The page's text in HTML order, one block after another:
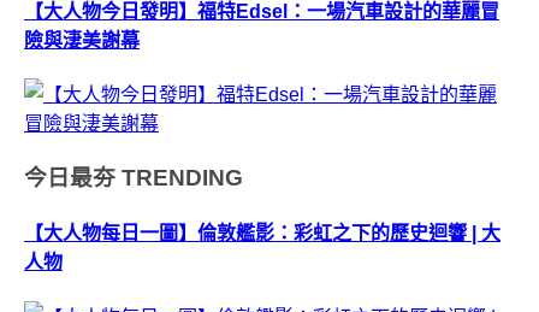
【大人物今日發明】福特Edsel：一場汽車設計的華麗冒
險與淒美謝幕
今日最夯 TRENDING
【大人物每日一圖】倫敦艦影：彩虹之下的歷史迴響 | 大
人物